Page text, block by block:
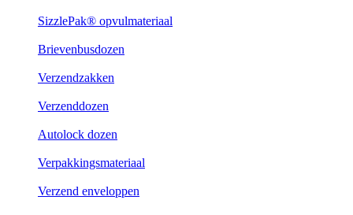
SizzlePak® opvulmateriaal
Brievenbusdozen
Verzendzakken
Verzenddozen
Autolock dozen
Verpakkingsmateriaal
Verzend enveloppen